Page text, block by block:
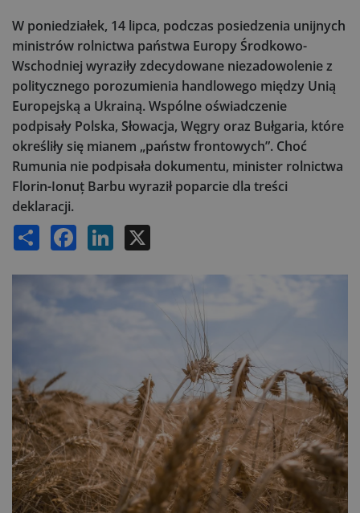
W poniedziałek, 14 lipca, podczas posiedzenia unijnych
ministrów rolnictwa państwa Europy Środkowo-
Wschodniej wyraziły zdecydowane niezadowolenie z
politycznego porozumienia handlowego między Unią
Europejską a Ukrainą. Wspólne oświadczenie
podpisały Polska, Słowacja, Węgry oraz Bułgaria, które
określiły się mianem „państw frontowych”. Choć
Rumunia nie podpisała dokumentu, minister rolnictwa
Florin-Ionuț Barbu wyraził poparcie dla treści
deklaracji.
Share Facebook LinkedIn